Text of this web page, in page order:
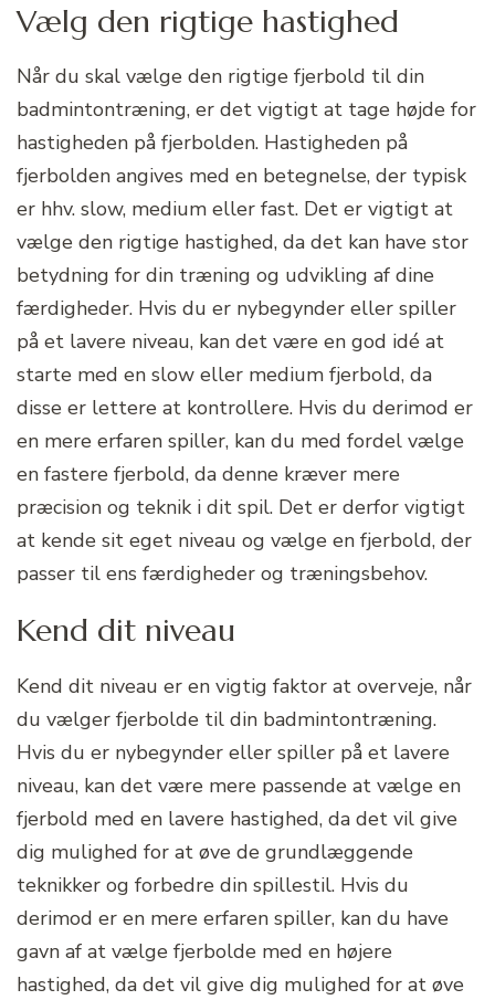
Vælg den rigtige hastighed
Når du skal vælge den rigtige fjerbold til din
badmintontræning, er det vigtigt at tage højde for
hastigheden på fjerbolden. Hastigheden på
fjerbolden angives med en betegnelse, der typisk
er hhv. slow, medium eller fast. Det er vigtigt at
vælge den rigtige hastighed, da det kan have stor
betydning for din træning og udvikling af dine
færdigheder. Hvis du er nybegynder eller spiller
på et lavere niveau, kan det være en god idé at
starte med en slow eller medium fjerbold, da
disse er lettere at kontrollere. Hvis du derimod er
en mere erfaren spiller, kan du med fordel vælge
en fastere fjerbold, da denne kræver mere
præcision og teknik i dit spil. Det er derfor vigtigt
at kende sit eget niveau og vælge en fjerbold, der
passer til ens færdigheder og træningsbehov.
Kend dit niveau
Kend dit niveau er en vigtig faktor at overveje, når
du vælger fjerbolde til din badmintontræning.
Hvis du er nybegynder eller spiller på et lavere
niveau, kan det være mere passende at vælge en
fjerbold med en lavere hastighed, da det vil give
dig mulighed for at øve de grundlæggende
teknikker og forbedre din spillestil. Hvis du
derimod er en mere erfaren spiller, kan du have
gavn af at vælge fjerbolde med en højere
hastighed, da det vil give dig mulighed for at øve